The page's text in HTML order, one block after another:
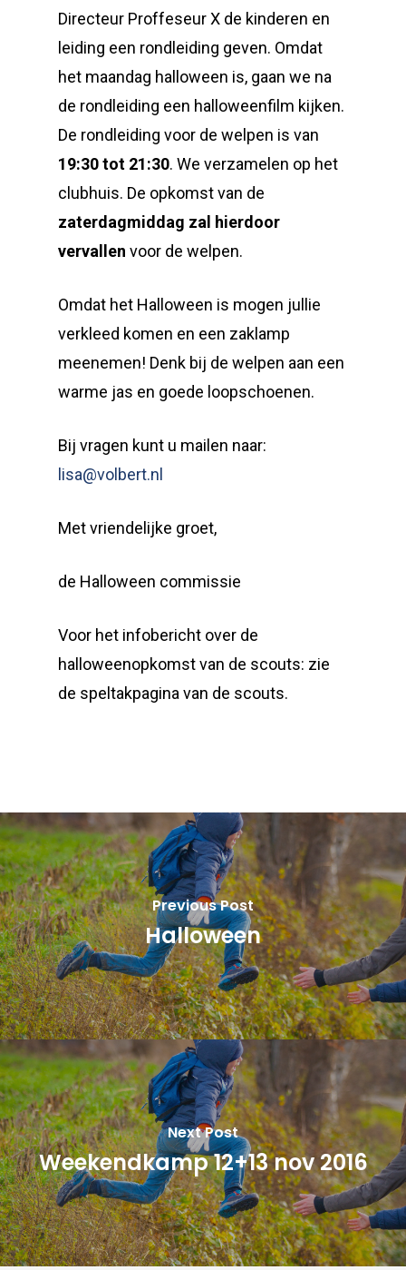
Directeur Proffeseur X de kinderen en
leiding een rondleiding geven. Omdat
het maandag halloween is, gaan we na
de rondleiding een halloweenfilm kijken.
De rondleiding voor de welpen is van
19:30 tot 21:30. We verzamelen op het
clubhuis. De opkomst van de
zaterdagmiddag zal hierdoor
vervallen voor de welpen.
Omdat het Halloween is mogen jullie
verkleed komen en een zaklamp
meenemen! Denk bij de welpen aan een
warme jas en goede loopschoenen.
Bij vragen kunt u mailen naar:
lisa@volbert.nl
Met vriendelijke groet,
de Halloween commissie
Voor het infobericht over de
halloweenopkomst van de scouts: zie
de speltakpagina van de scouts.
Previous Post
Halloween
Next Post
Weekendkamp 12+13 nov 2016